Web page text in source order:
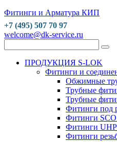
Фитинги и Арматура КИП
+7 (495) 507 70 97
welcome@dk-service.ru
ПРОДУКЦИЯ S-LOK
Фитинги и
Обжимные
Трубные
Трубные
Фитинги под
Фитинги
Фитинги UHP
Фитинги